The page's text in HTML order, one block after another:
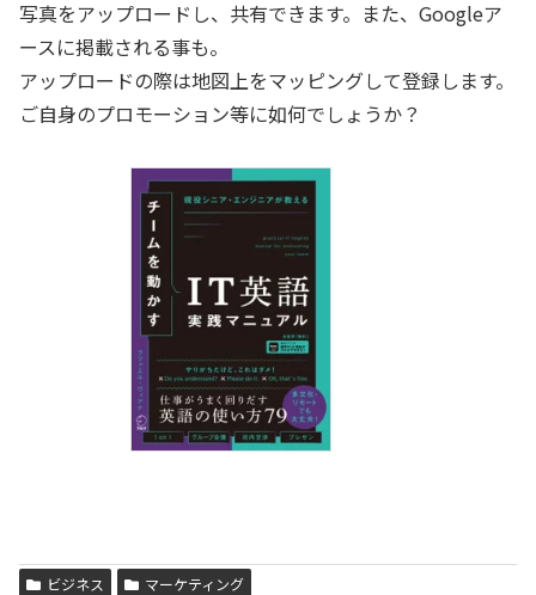
写真をアップロードし、共有できます。また、Googleア
ースに掲載される事も。
アップロードの際は地図上をマッピングして登録します。
ご自身のプロモーション等に如何でしょうか？
ビジネス マーケティング